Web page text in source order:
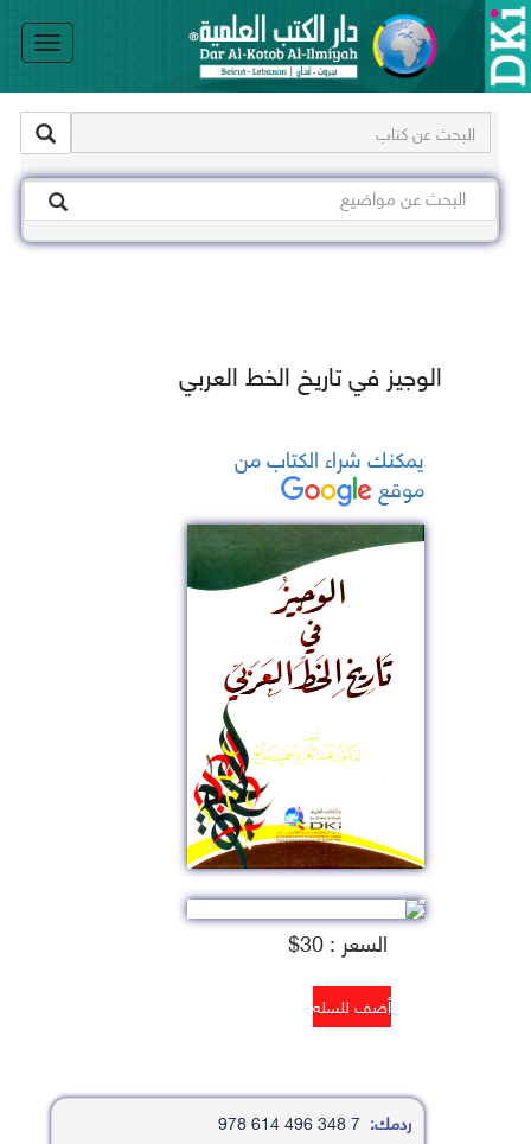
الوجيز في تاريخ الخط العربي
يمكنك شراء الكتاب من
موقع
السعر : 30$
ردمك: